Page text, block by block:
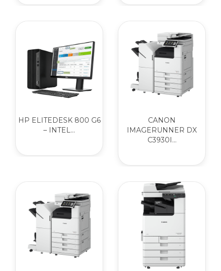
HP ELITEDESK 800 G6
– INTEL...
CANON
IMAGERUNNER DX
C3930I...